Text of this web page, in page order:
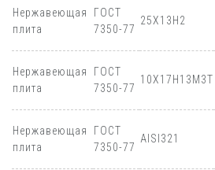
Нержавеющая
плита
ГОСТ
7350-77
25Х13Н2
Нержавеющая
плита
ГОСТ
7350-77
10Х17Н13М3Т
Нержавеющая
плита
ГОСТ
7350-77
AISI321